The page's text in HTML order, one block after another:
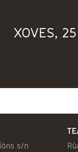
XOVES,
s/n